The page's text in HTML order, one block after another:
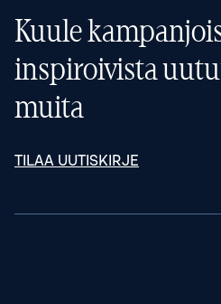
Kuule
inspiroivista
muita
TILAA UUTISKIRJE